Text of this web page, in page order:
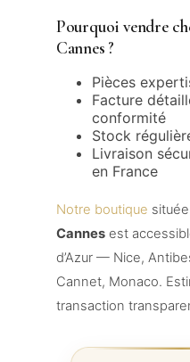
Pourquoi vendre
Cannes ?
Pièces
Facture
conformité
Stock
Livraison
en France
Notre boutique
Cannesest
d’Azur — Nice,
Cannet, Monaco.
transaction